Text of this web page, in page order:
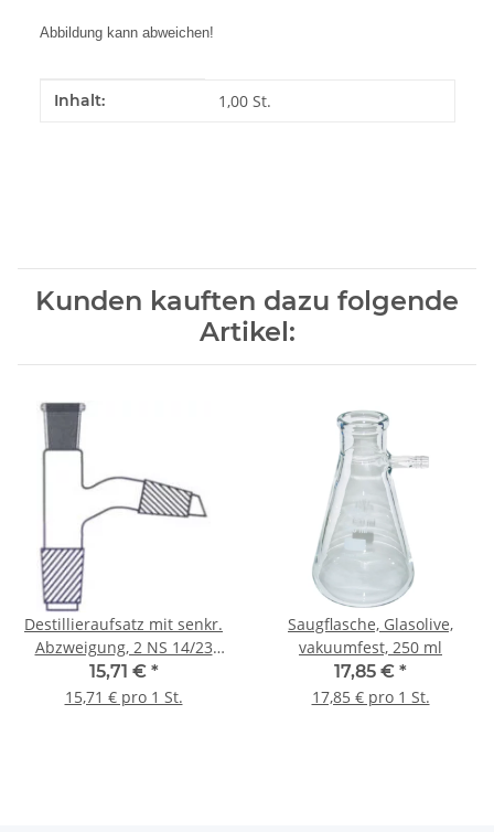
Abbildung kann abweichen!
Produkteigenschaft
Wert
Inhalt: 1,00 St.
Kunden kauften dazu folgende
Artikel:
Destillieraufsatz mit senkr.
Abzweigung, 2 NS 14/23
Kerne, 1 NS 14/23 Hülse
15,71 € *
15,71 € pro 1 St.
Saugflasche, Glasolive,
vakuumfest, 250 ml
17,85 € *
17,85 € pro 1 St.